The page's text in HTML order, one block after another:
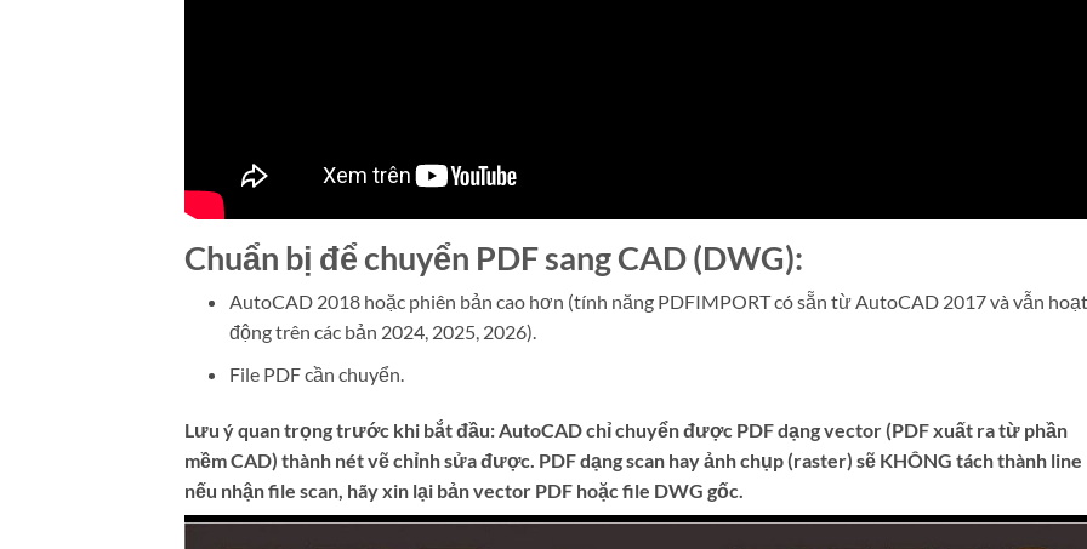
Chuẩn bị để chuyển PDF sang CAD (DWG):
AutoCAD 2018 hoặc phiên bản cao hơn (tính năng PDFIMPORT có sẵn từ AutoCAD 2017 và vẫn hoạt
động trên các bản 2024, 2025, 2026).
File PDF cần chuyển.
Lưu ý quan trọng trước khi bắt đầu: AutoCAD chỉ chuyển được PDF dạng vector (PDF xuất ra từ phần
mềm CAD) thành nét vẽ chỉnh sửa được. PDF dạng scan hay ảnh chụp (raster) sẽ KHÔNG tách thành
nếu nhận file scan, hãy xin lại bản vector PDF hoặc file DWG gốc.